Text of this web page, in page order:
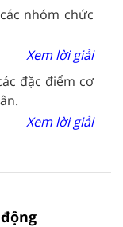
nhóm chức
Xem lời giải
đặc điểm cơ
Xem lời giải